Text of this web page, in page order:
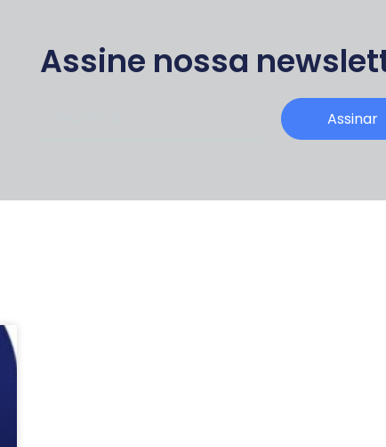
Assine nossa
Assinar